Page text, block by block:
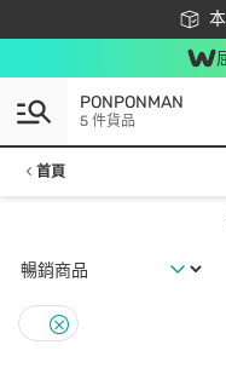
PONPONMAN
5 件貨品
首頁